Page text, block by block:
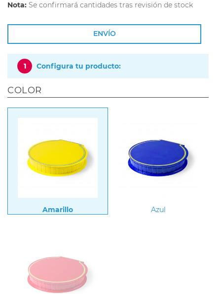
Nota: Se confirmará cantidades tras revisión de stock
ENVÍO
1 Configura tu producto:
COLOR
Amarillo Azul